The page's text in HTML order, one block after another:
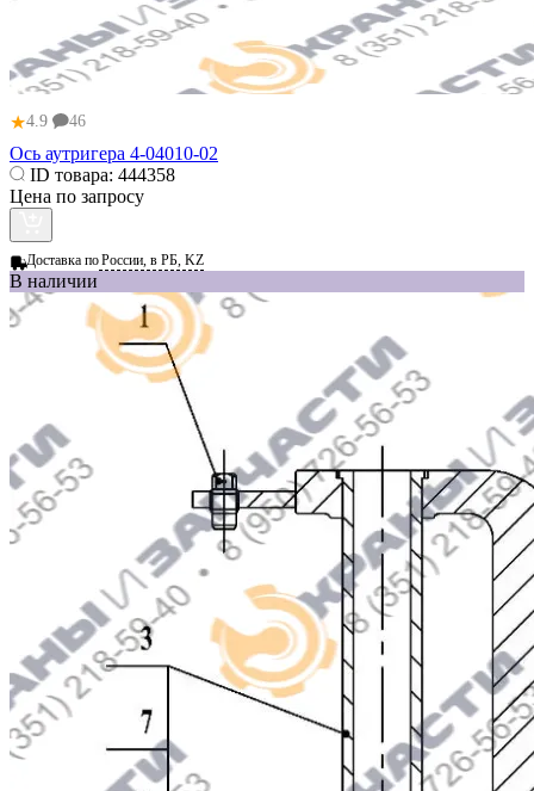
★4.9 46
Ось аутригера 4-04010-02
ID товара: 444358
Цена по запросу
Доставка поРоссии, в РБ, KZ
В наличии